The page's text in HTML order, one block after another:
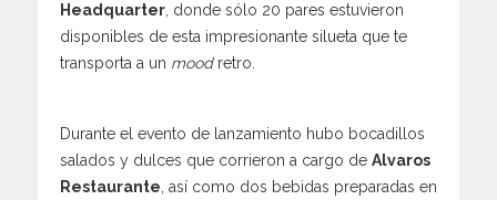
Headquarter , donde sólo 20 pares estuvieron
disponibles de esta impresionante silueta que te
transporta a un moodretro.
Durante el evento de lanzamiento hubo bocadillos
salados y dulces que corrieron a cargo de Alvaros
Restaurante , así como dos bebidas preparadas en